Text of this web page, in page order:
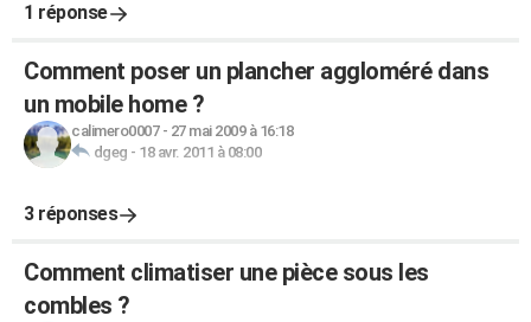
1 réponse
Comment poser un plancher aggloméré dans
un mobile home ?
calimero0007- 27 mai 2009 à 16:18
dgeg - 18 avr. 2011 à 08:00
3 réponses
Comment climatiser une pièce sous les
combles ?